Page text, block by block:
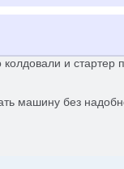
и стартер
машину без